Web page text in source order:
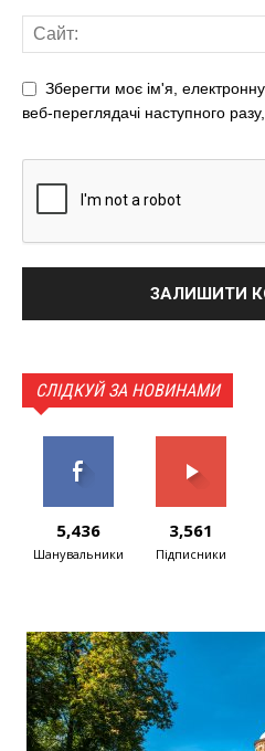
Зберегти моє ім'я,
веб-переглядачі наступного
СЛІДКУЙ ЗА НОВИНАМИ
5,436
Шанувальники
3,561
Підписники